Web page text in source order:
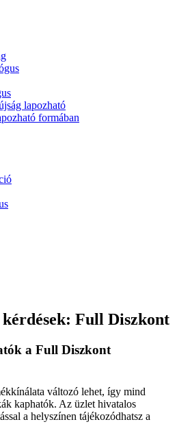
lapozható
formában
Full Diszkont
a Full Diszkont
változó lehet, így mind
kaphatók. Az üzlet hivatalos
a helyszínen tájékozódhatsz a